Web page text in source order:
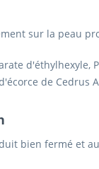
sur la peau
d'éthylhexyle,
de Cedrus
bien fermé et